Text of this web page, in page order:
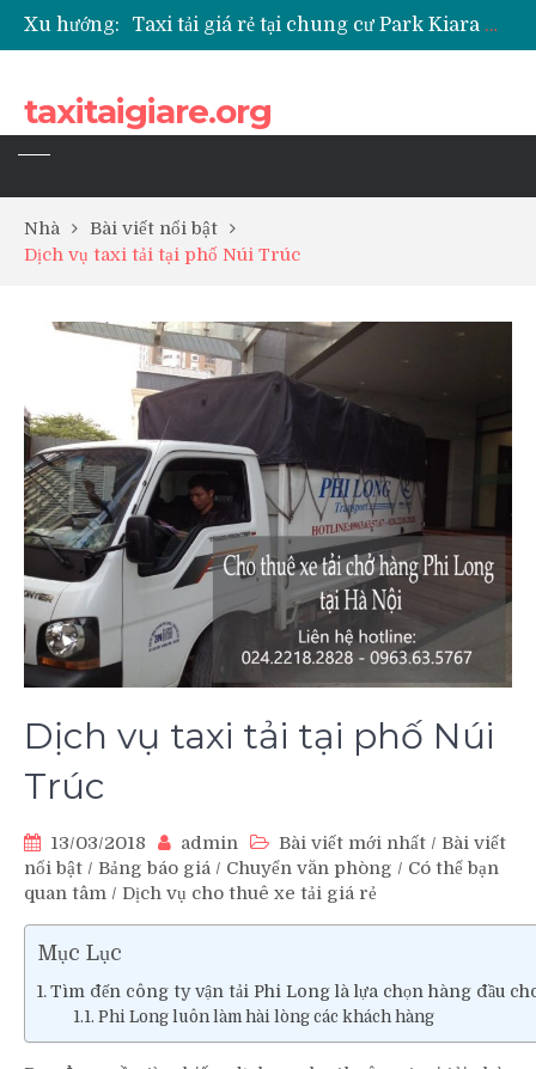
Xu hướng:
Taxi tải giá rẻ tại chung cư Park Kiara Hà Đông
Taxi tải giá rẻ tại chung cư Grande Park Phú Lãm
taxitaigiare.org
Nhà
Bài viết nổi bật
Dịch vụ taxi tải tại phố Núi Trúc
Dịch vụ taxi tải tại phố Núi
Trúc
13/03/2018 admin Bài viết mới nhất / Bài viết
nổi bật / Bảng báo giá / Chuyển văn phòng / Có thể bạn
quan tâm / Dịch vụ cho thuê xe tải giá rẻ
Mục Lục
Tìm đến công ty vận tải Phi Long là lựa chọn hàng đầu
Phi Long luôn làm hài lòng các khách hàng